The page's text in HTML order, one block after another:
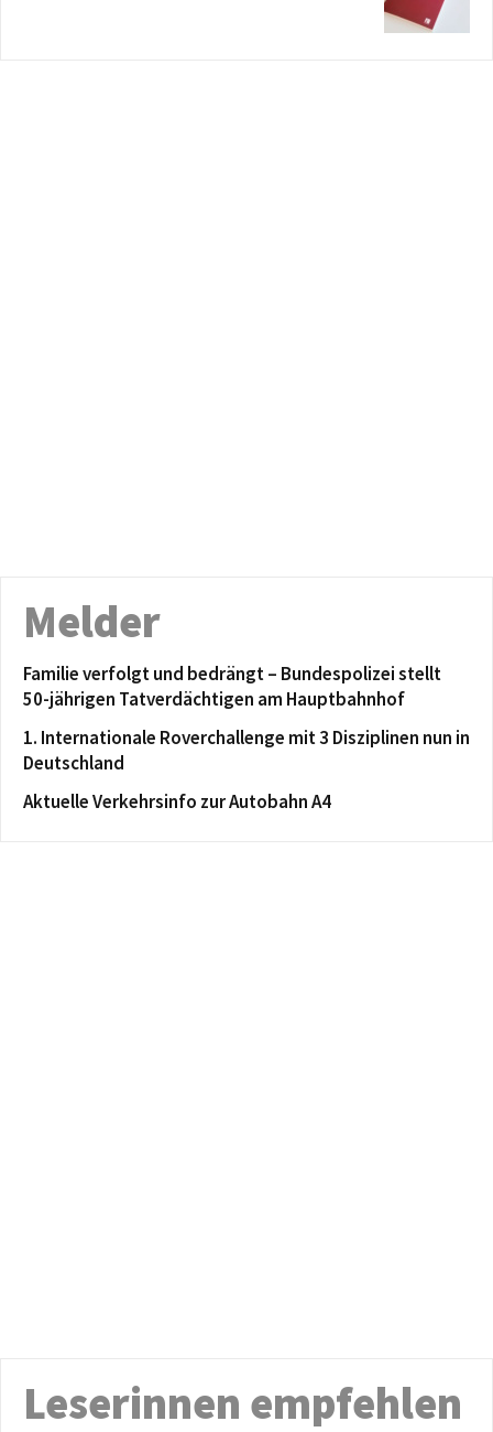
Melder
Familie verfolgt und bedrängt – Bundespolizei stellt
50-jährigen Tatverdächtigen am Hauptbahnhof
1. Internationale Roverchallenge mit 3 Disziplinen nun in
Deutschland
Aktuelle Verkehrsinfo zur Autobahn A4
Leserinnen empfehlen